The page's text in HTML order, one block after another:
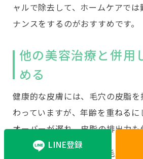
LINE登録
ャルで除去して、ホームケアで
ナンスをするのがおすすめです。
他の美容治療と併用
める
健康的な皮膚には、毛穴の皮脂
わっていますが、年齢を重ねるに
オーバーが遅れ、皮脂の排出力も
ハイドラフェイシャルで毛穴をす